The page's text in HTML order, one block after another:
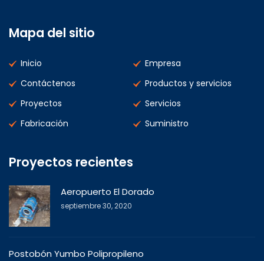
Mapa del sitio
Inicio
Empresa
Contáctenos
Productos y servicios
Proyectos
Servicios
Fabricación
Suministro
Proyectos recientes
Aeropuerto El Dorado
septiembre 30, 2020
Postobón Yumbo Polipropileno